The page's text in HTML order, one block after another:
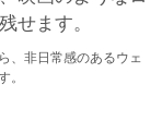
せます。
、非日常感のあるウェ
。